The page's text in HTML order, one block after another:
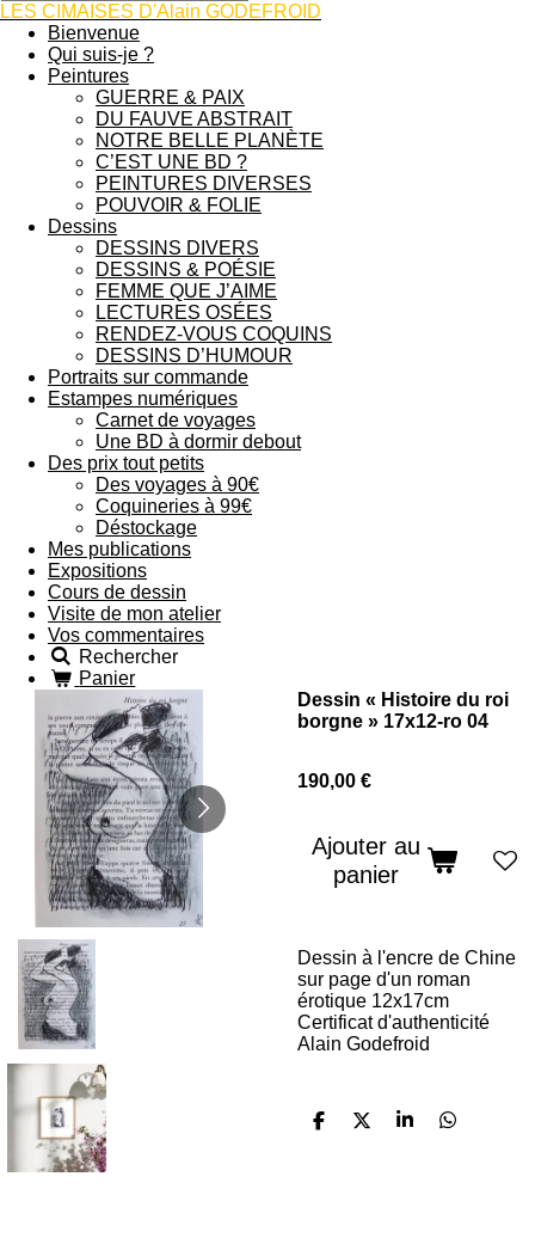
LES CIMAISES D'Alain GODEFROID
Bienvenue
Qui suis-je ?
Peintures
GUERRE & PAIX
DU FAUVE ABSTRAIT
NOTRE BELLE PLANÈTE
C’EST UNE BD ?
PEINTURES DIVERSES
POUVOIR & FOLIE
Dessins
DESSINS DIVERS
DESSINS & POÉSIE
FEMME QUE J’AIME
LECTURES OSÉES
RENDEZ-VOUS COQUINS
DESSINS D’HUMOUR
Portraits sur commande
Estampes numériques
Carnet de voyages
Une BD à dormir debout
Des prix tout petits
Des voyages à 90€
Coquineries à 99€
Déstockage
Mes publications
Expositions
Cours de dessin
Visite de mon atelier
Vos commentaires
Rechercher
Panier
Dessin « Histoire du roi
borgne » 17x12-ro 04
190,00 €
Ajouter au
panier
Dessin à l'encre de Chine
sur page d'un roman
érotique 12x17cm
Certificat d'authenticité
Alain Godefroid
P
P
P
P